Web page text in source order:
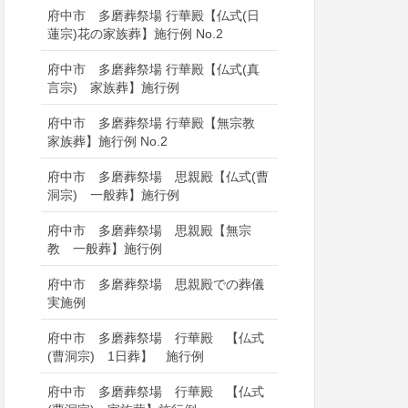
府中市 多磨葬祭場 行華殿【仏式(日
蓮宗)花の家族葬】施行例 No.2
府中市 多磨葬祭場 行華殿【仏式(真
言宗) 家族葬】施行例
府中市 多磨葬祭場 行華殿【無宗教
家族葬】施行例 No.2
府中市 多磨葬祭場 思親殿【仏式(曹
洞宗) 一般葬】施行例
府中市 多磨葬祭場 思親殿【無宗
教 一般葬】施行例
府中市 多磨葬祭場 思親殿での葬儀
実施例
府中市 多磨葬祭場 行華殿 【仏式
(曹洞宗) 1日葬】 施行例
府中市 多磨葬祭場 行華殿 【仏式